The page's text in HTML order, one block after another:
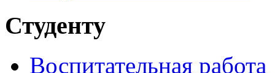
Студенту
Воспитательная работа